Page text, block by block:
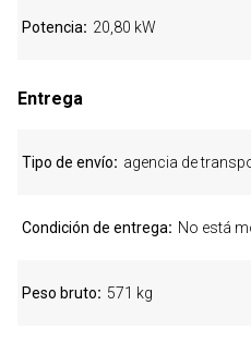
Potencia 20,80 kW
Entrega
Tipo de envío agencia de
Condición de entrega No está
Peso bruto 571 kg